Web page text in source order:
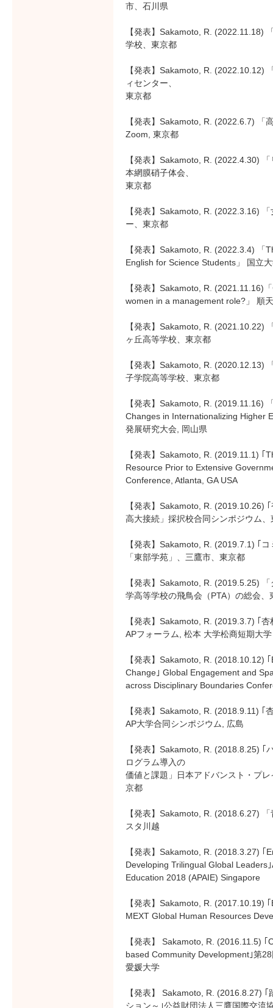
市、石川県
【発表】Sakamoto, R. (2022.11.18)
学校、東京都
【発表】Sakamoto, R. (2022.10.12)
ィセンター、
東京都
【発表】Sakamoto, R. (2022.6.7) 「
Zoom, 東京都
【発表】Sakamoto, R. (2022.4.30)
本網膜硝子体会、
東京都
【発表】Sakamoto, R. (2022.3.16)
ー、東京都
【発表】Sakamoto, R. (2022.3.4)
English for Science Students」 国立
【発表】Sakamoto, R. (2021.11.16)
women in a management role?」 順
【発表】Sakamoto, R. (2021.10.22)
ヶ丘高等学校、東京都
【発表】Sakamoto, R. (2020.12.13)
子学院高等学校、東京都
【発表】Sakamoto, R. (2019.11.16)
Changes in Internationalizing Higher
発展研究大会, 岡山県
【発表】Sakamoto, R. (2019.11.1)
Resource Prior to Extensive
Conference, Atlanta, GA USA
【発表】Sakamoto, R. (2019.10.26)
高大接続」採択校合同シンポジウム、
【発表】Sakamoto, R. (2019.7.1) ｢
「東部学苑」、三鷹市、東京都
【発表】Sakamoto, R. (2019.5.25)
学高等学校の飛鳥会（PTA）の総会、
【発表】Sakamoto, R. (2019.3.7) ｢
APフォーラム, 松本 大学松商短期大学
【発表】Sakamoto, R. (2018.10.12)
Change｣ Global Engagement and
across Disciplinary Boundaries
【発表】Sakamoto, R. (2018.9.11) ｢
AP大学合同シンポジウム, 広島
【発表】Sakamoto, R. (2018.8.25) ｢
ログラム導入の
価値と課題」日本アドバンスト・プ
京都
【発表】Sakamoto, R. (2018.6.27)
スタ川越
【発表】Sakamoto, R. (2018.3.27)
Developing Trilingual Global Leaders
Education 2018 (APAIE) Singapore
【発表】Sakamoto, R. (2017.10.19)
MEXT Global Human Resources
【発表】 Sakamoto, R. (2016.11.5)
based Community Development｣第
愛媛大学
【発表】 Sakamoto, R. (2016.8.27)
ション～｣公益財団法人三鷹国際交流